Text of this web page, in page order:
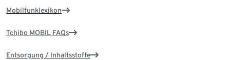
Mobilfunklexikon
Tchibo MOBIL FAQs
Entsorgung / Inhaltsstoffe